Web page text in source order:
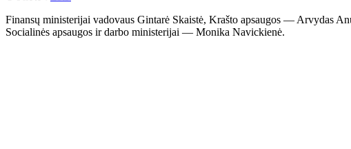
Finansų ministerijai vadovaus Gintarė Skaistė, Krašto apsaugos — Arvydas
Socialinės apsaugos ir darbo ministerijai — Monika Navickienė.